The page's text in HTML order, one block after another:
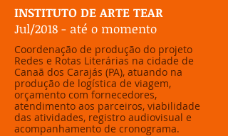
Coordenação de produção do projeto
Redes e Rotas Literárias na cidade de
Canaã dos Carajás (PA), atuando na
produção de logística de viagem,
orçamento com fornecedores,
atendimento aos parceiros, viabilidade
das atividades, registro audiovisual e
acompanhamento de cronograma.
INSTITUTO DE ARTE TEAR
Jul/2018 - até o momento